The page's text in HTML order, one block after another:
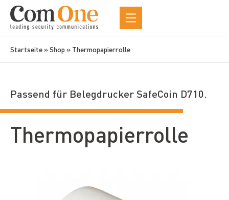
Startseite »Shop » Thermopapierrolle
Passend für Belegdrucker SafeCoin D710.
Thermopapierrolle